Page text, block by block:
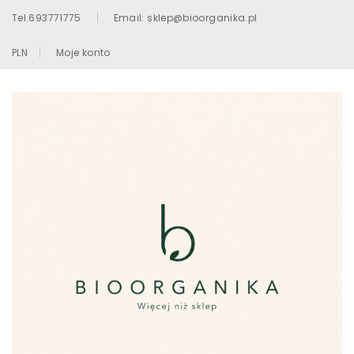
Tel.693771775 Email: sklep@bioorganika.pl
PLN Moje konto